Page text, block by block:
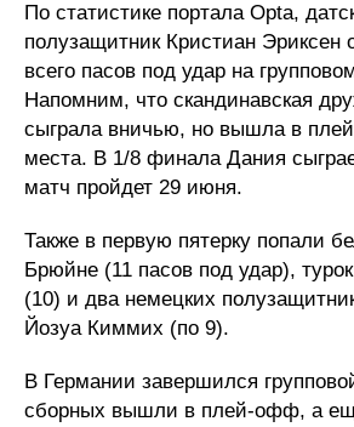
По статистике портала Opta,
полузащитник Кристиан Эриксен
всего пасов под удар на
Напомним, что скандинавская
сыграла вничью, но вышла в
места. В 1/8 финала Дания
матч пройдет 29 июня.
Также в первую пятерку попали
Брюйне (11 пасов под удар),
(10) и два немецких
Йозуа Киммих (по 9).
В Германии завершился
сборных вышли в плей-офф, а